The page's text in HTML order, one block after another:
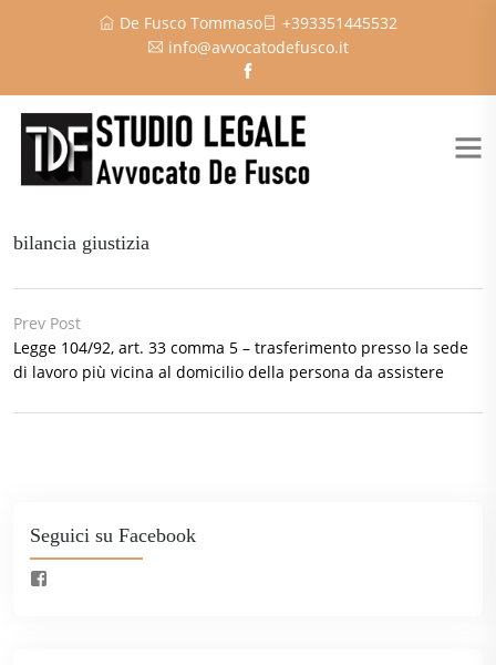
De Fusco Tommaso
+393351445532
info@avvocatodefusco.it
bilancia giustizia
Prev Post
Legge 104/92, art. 33 comma 5 – trasferimento presso la sede
di lavoro più vicina al domicilio della persona da assistere
Seguici su Facebook